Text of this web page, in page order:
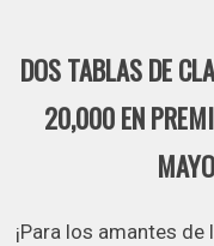
DOS TABLAS DE
20,000 EN
¡Para los amantes